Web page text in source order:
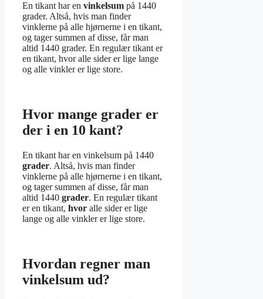
En tikant har en vinkelsum på 1440
grader. Altså, hvis man finder
vinklerne på alle hjørnerne i en tikant,
og tager summen af disse, får man
altid 1440 grader. En regulær tikant er
en tikant, hvor alle sider er lige lange
og alle vinkler er lige store.
Hvor mange grader er
der i en 10 kant?
En tikant har en vinkelsum på 1440
grader. Altså, hvis man finder
vinklerne på alle hjørnerne i en tikant,
og tager summen af disse, får man
altid 1440 grader. En regulær tikant
er en tikant, hvor alle sider er lige
lange og alle vinkler er lige store.
Hvordan regner man
vinkelsum ud?